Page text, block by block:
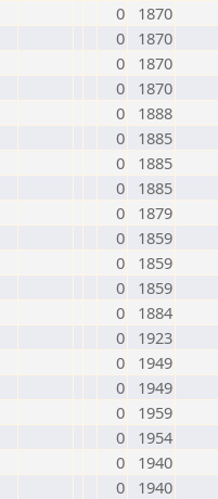
0
1870
0
1870
0
1870
0
1870
0
1888
0
1885
0
1885
0
1885
0
1879
0
1859
0
1859
0
1859
0
1884
0
1923
0
1949
0
1949
0
1959
0
1954
0
1940
0
1940